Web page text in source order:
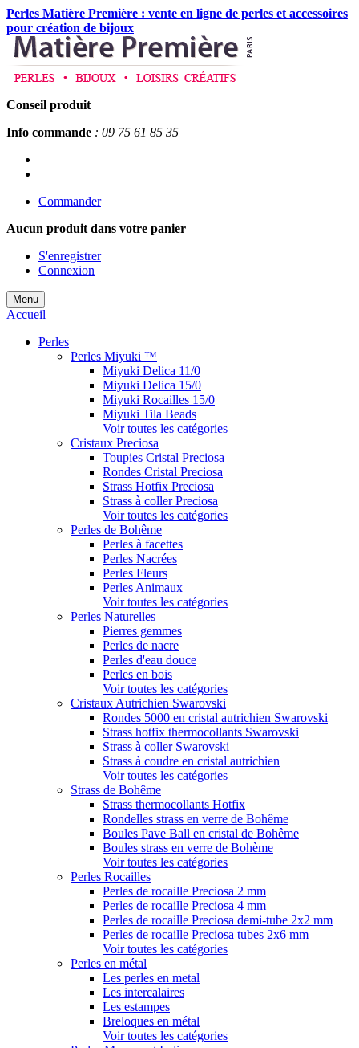
Perles Matière Première : vente en ligne de perles et accessoires
pour création de bijoux
Conseil produit
Info commande : 09 75 61 85 35
Commander
Aucun produit dans votre panier
S'enregistrer
Connexion
Menu
Accueil
Perles
Perles Miyuki ™
Miyuki Delica 11/0
Miyuki Delica 15/0
Miyuki Rocailles 15/0
Miyuki Tila Beads
Voir toutes les catégories
Cristaux Preciosa
Toupies Cristal Preciosa
Rondes Cristal Preciosa
Strass Hotfix Preciosa
Strass à coller Preciosa
Voir toutes les catégories
Perles de Bohême
Perles à facettes
Perles Nacrées
Perles Fleurs
Perles Animaux
Voir toutes les catégories
Perles Naturelles
Pierres gemmes
Perles de nacre
Perles d'eau douce
Perles en bois
Voir toutes les catégories
Cristaux Autrichien Swarovski
Rondes 5000 en cristal autrichien Swarovski
Strass hotfix thermocollants Swarovski
Strass à coller Swarovski
Strass à coudre en cristal autrichien
Voir toutes les catégories
Strass de Bohême
Strass thermocollants Hotfix
Rondelles strass en verre de Bohême
Boules Pave Ball en cristal de Bohême
Boules strass en verre de Bohème
Voir toutes les catégories
Perles Rocailles
Perles de rocaille Preciosa 2 mm
Perles de rocaille Preciosa 4 mm
Perles de rocaille Preciosa demi-tube 2x2 mm
Perles de rocaille Preciosa tubes 2x6 mm
Voir toutes les catégories
Perles en métal
Les perles en metal
Les intercalaires
Les estampes
Breloques en métal
Voir toutes les catégories